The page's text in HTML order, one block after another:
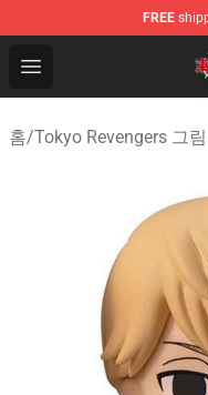
FREE
Open menu
Tokyo Revengers
홈/Tokyo Revengers 그